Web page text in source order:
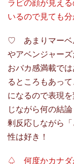
ラピの顔が見え
いるので見ても分
♡ あまりマーベ
やアベンジャーズ
おバカ感満載で
るところもあっ
になるので表現
じながら何の結
剰反応しながら
性は好き！
♤ 何度かカナダ